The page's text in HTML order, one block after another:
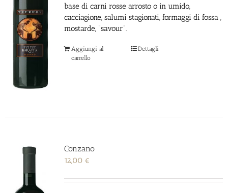
base di carni rosse arrosto o in umido,
cacciagione, salumi stagionati, formaggi di fossa ,
mostarde, “savour”.
Aggiungi al
carrello
Dettagli
Conzano
12,00 €